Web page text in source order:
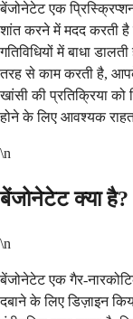
बेंजोनेटेट एक
शांत करने में मदद करती
गतिविधियों में बाधा
तरह से काम करती है,
खांसी की प्रतिक्रिया
होने के लिए आवश्यक
\n
बेंजोनेटेट क्या है?
\n
बेंजोनेटेट एक गैर-
दबाने के लिए डिज़ाइन